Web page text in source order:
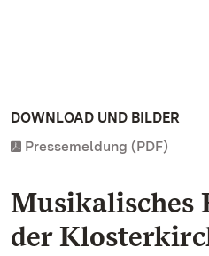
DOWNLOAD UND BILDER
Pressemeldung (PDF)
Musikalisches
der